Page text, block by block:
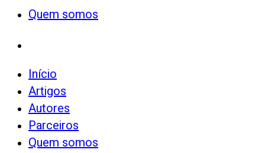
Quem somos
Início
Artigos
Autores
Parceiros
Quem somos